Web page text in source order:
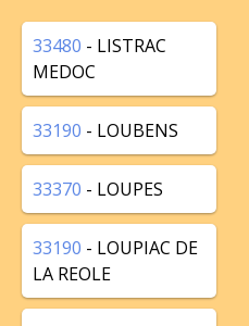
33480 - LISTRAC
MEDOC
33190 - LOUBENS
33370 - LOUPES
33190 - LOUPIAC DE
LA REOLE